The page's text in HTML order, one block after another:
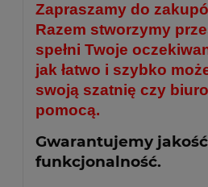
Zapraszamy do
Razem stworzymy
spełni Twoje
jak łatwo i szybko
swoją szatnię czy
pomocą.
Gwarantujemy
funkcjonalność.